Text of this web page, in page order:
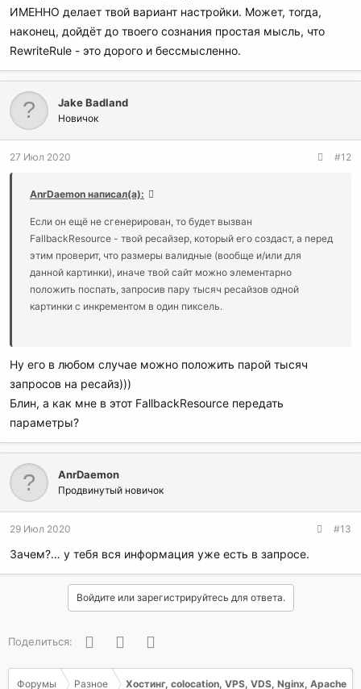
ИМЕННО делает твой вариант настройки. Может, тогда,
наконец, дойдёт до твоего сознания простая мысль, что
RewriteRule - это дорого и бессмысленно.
Jake Badland
Новичок
27 Июл 2020 #12
AnrDaemon написал(а):
Если он ещё не сгенерирован, то будет вызван
FallbackResource - твой ресайзер, который его создаст, а перед
этим проверит, что размеры валидные (вообще и/или для
данной картинки), иначе твой сайт можно элементарно
положить поспать, запросив пару тысяч ресайзов одной
картинки с инкрементом в один пиксель.
Один раз включи RewriteLog с уровнем 5+, почитай, ЧТО
ИМЕННО делает твой вариант настройки. Может, тогда,
наконец, дойдёт до твоего сознания простая мысль, что
RewriteRule - это дорого и бессмысленно.
Ну его в любом случае можно положить парой тысяч
запросов на ресайз)))
Блин, а как мне в этот FallbackResource передать
параметры?
AnrDaemon
Продвинутый новичок
29 Июл 2020 #13
Зачем?… у тебя вся информация уже есть в запросе.
Войдите или зарегистрируйтесь для ответа.
Поделиться: FacebookTwitter
Форумы Разное Хостинг, colocation, VPS, VDS, Nginx, Apache